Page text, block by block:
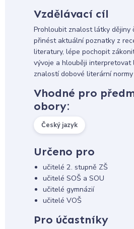
Vzdělávací cíl
Prohloubit znalost látky dějiny
přinést aktuální poznatky z
literatury, lépe pochopit
vývoje a hlouběji interpretovat
znalostí dobové literární normy
Vhodné pro
obory:
Český jazyk
Určeno pro
učitelé 2. stupně ZŠ
učitelé SOŠ a SOU
učitelé gymnázií
učitelé VOŠ
Pro účastníky